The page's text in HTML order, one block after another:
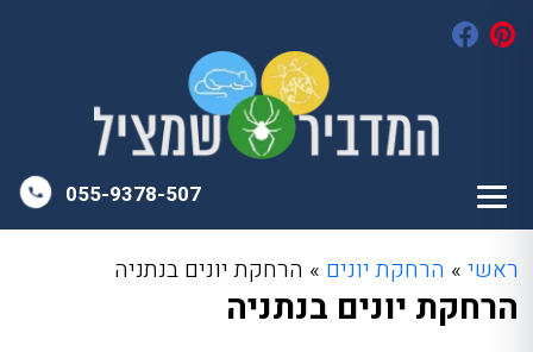
055-9378-507
ראשי » הרחקת יונים » הרחקת יונים בנתניה
הרחקת יונים בנתניה